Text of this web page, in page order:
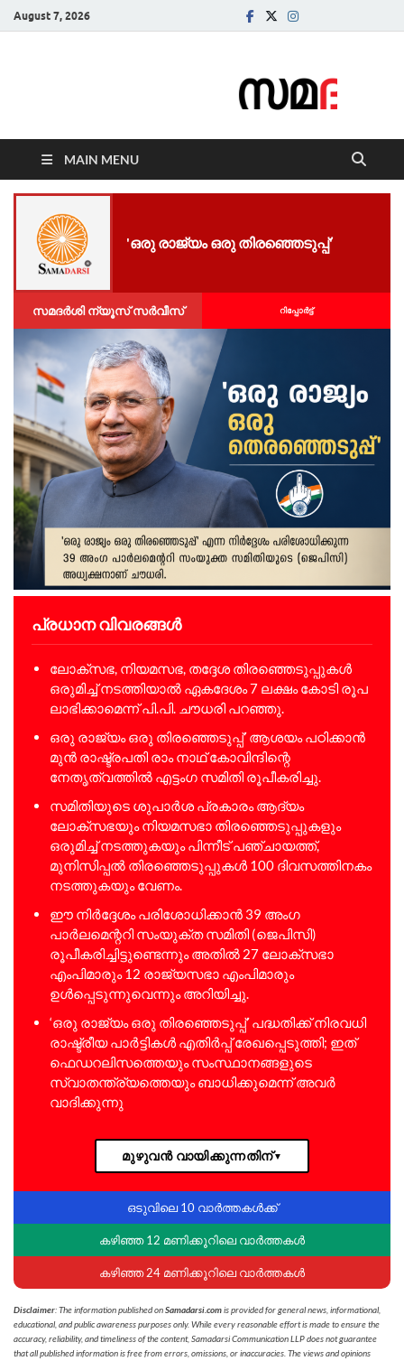
August 7, 2026
MAIN MENU
'ഒരു രാജ്യം ഒരു തിരഞ്ഞെടുപ്പ്'
സമദർശി ന്യൂസ് സർവീസ് റിപ്പോര്‍ട്ട്
പ്രധാന വിവരങ്ങൾ
ലോക്‌സഭ, നിയമസഭ, തദ്ദേശ തിരഞ്ഞെടുപ്പുകൾ
ഒരുമിച്ച് നടത്തിയാൽ ഏകദേശം 7 ലക്ഷം കോടി രൂപ
ലാഭിക്കാമെന്ന് പി.പി. ചൗധരി പറഞ്ഞു.
ഒരു രാജ്യം ഒരു തിരഞ്ഞെടുപ്പ്’ ആശയം പഠിക്കാൻ
മുൻ രാഷ്ട്രപതി രാം നാഥ് കോവിന്ദിന്റെ
നേതൃത്വത്തിൽ എട്ടംഗ സമിതി രൂപീകരിച്ചു.
സമിതിയുടെ ശുപാർശ പ്രകാരം ആദ്യം
ലോക്‌സഭയും നിയമസഭാ തിരഞ്ഞെടുപ്പുകളും
ഒരുമിച്ച് നടത്തുകയും പിന്നീട് പഞ്ചായത്ത്,
മുനിസിപ്പൽ തിരഞ്ഞെടുപ്പുകൾ 100 ദിവസത്തിനകം
നടത്തുകയും വേണം.
ഈ നിർദ്ദേശം പരിശോധിക്കാൻ 39 അംഗ
പാർലമെന്ററി സംയുക്ത സമിതി (ജെപിസി)
രൂപീകരിച്ചിട്ടുണ്ടെന്നും അതിൽ 27 ലോക്‌സഭാ
എംപിമാരും 12 രാജ്യസഭാ എംപിമാരും
ഉൾപ്പെടുന്നുവെന്നും അറിയിച്ചു.
‘ഒരു രാജ്യം ഒരു തിരഞ്ഞെടുപ്പ്’ പദ്ധതിക്ക് നിരവധി
രാഷ്ട്രീയ പാർട്ടികൾ എതിർപ്പ് രേഖപ്പെടുത്തി; ഇത്
ഫെഡറലിസത്തെയും സംസ്ഥാനങ്ങളുടെ
സ്വാതന്ത്ര്യത്തെയും ബാധിക്കുമെന്ന് അവർ
വാദിക്കുന്നു
മുഴുവൻ വായിക്കുന്നതിന്▼
ഒടുവിലെ 10 വാർത്തകൾക്ക്
കഴിഞ്ഞ 12 മണിക്കൂറിലെ വാർത്തകൾ
കഴിഞ്ഞ 24 മണിക്കൂറിലെ വാർത്തകൾ
Disclaimer: The information published onSamadarsi.comis provided for general news, informational,
educational, and public awareness purposes only. While every reasonable effort is made to ensure the
accuracy, reliability, and timeliness of the content, Samadarsi Communication LLP does not guarantee
that all published information is free from errors, omissions, or inaccuracies. The views and opinions